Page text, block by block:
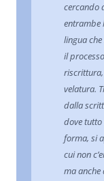
cercando
entrambe
lingua
il
riscrittura,
velatura.
dalla
dove tutto
forma, si
cui non
ma anche